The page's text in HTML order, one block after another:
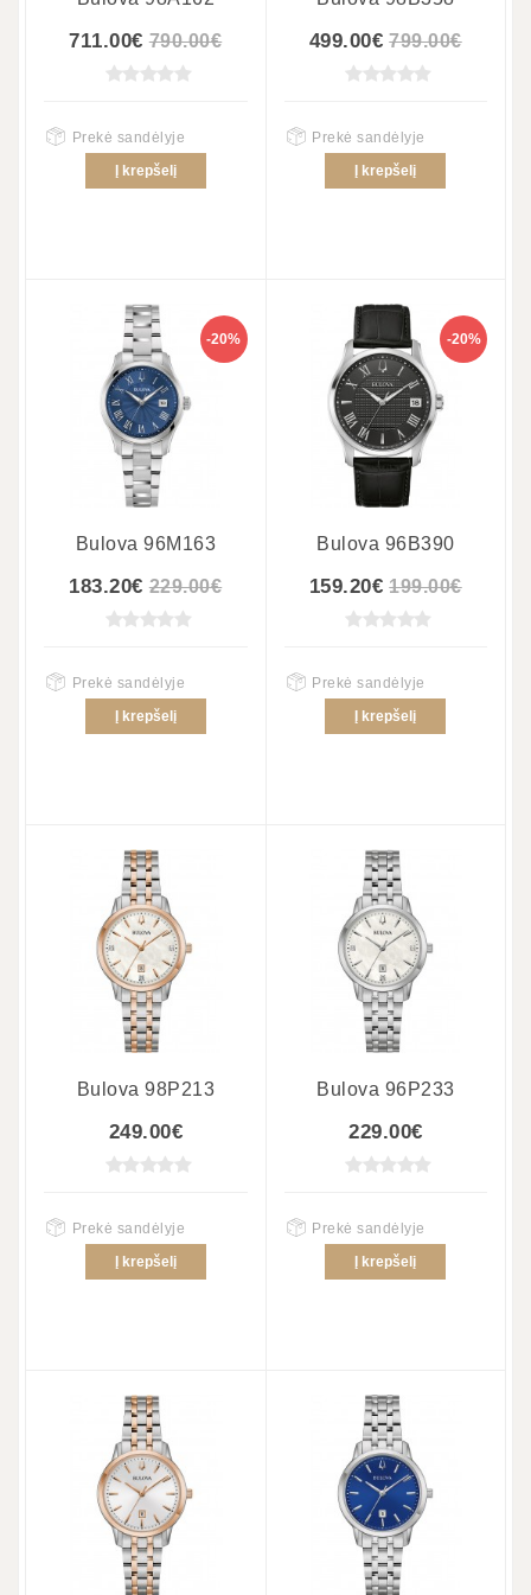
711.00€ 790.00€
Prekė sandėlyje
Į krepšelį
499.00€ 799.00€
Prekė sandėlyje
Į krepšelį
-20%
Bulova 96M163
183.20€ 229.00€
Prekė sandėlyje
Į krepšelį
-20%
Bulova 96B390
159.20€ 199.00€
Prekė sandėlyje
Į krepšelį
Bulova 98P213
249.00€
Prekė sandėlyje
Į krepšelį
Bulova 96P233
229.00€
Prekė sandėlyje
Į krepšelį